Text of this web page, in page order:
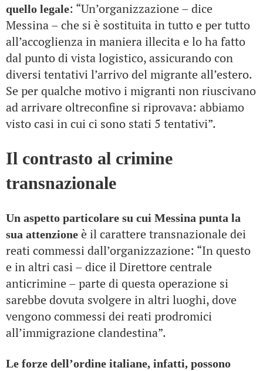
quello legale: “Un’organizzazione – dice
Messina – che si è sostituita in tutto e per tutto
all’accoglienza in maniera illecita e lo ha fatto
dal punto di vista logistico, assicurando con
diversi tentativi l’arrivo del migrante all’estero.
Se per qualche motivo i migranti non riuscivano
ad arrivare oltreconfine si riprovava: abbiamo
visto casi in cui ci sono stati 5 tentativi”.
Il contrasto al crimine
transnazionale
Un aspetto particolare su cui Messina punta la
sua attenzione è il carattere transnazionale dei
reati commessi dall’organizzazione: “In questo
e in altri casi – dice il Direttore centrale
anticrimine – parte di questa operazione si
sarebbe dovuta svolgere in altri luoghi, dove
vengono commessi dei reati prodromici
all’immigrazione clandestina”.
Le forze dell’ordine italiane, infatti, possono